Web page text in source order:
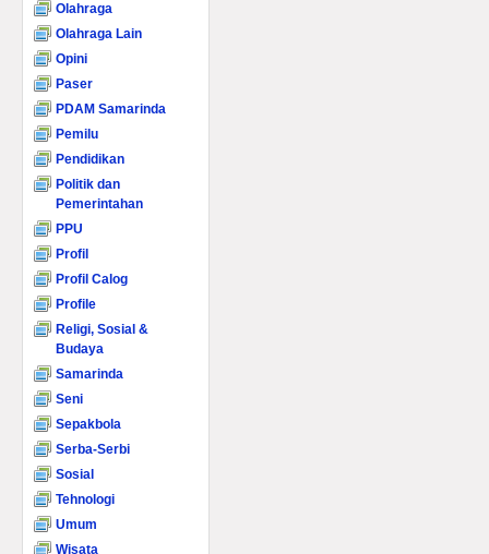
Olahraga
Olahraga Lain
Opini
Paser
PDAM Samarinda
Pemilu
Pendidikan
Politik dan
Pemerintahan
PPU
Profil
Profil Calog
Profile
Religi, Sosial &
Budaya
Samarinda
Seni
Sepakbola
Serba-Serbi
Sosial
Tehnologi
Umum
Wisata